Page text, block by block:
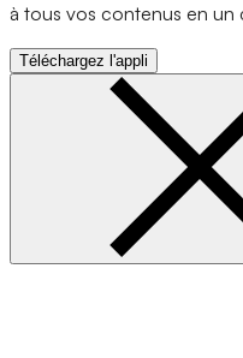
à tous vos contenus en un
Téléchargez l'appli